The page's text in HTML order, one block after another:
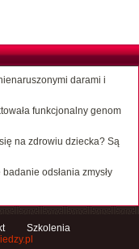
darami i
funkcjonalny genom
na zdrowiu dziecka? Są
odsłania zmysły
Szkolenia